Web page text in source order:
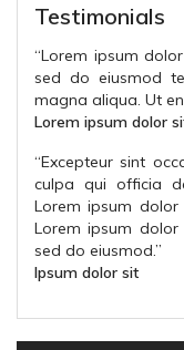
Testimonials
“Lorem ipsum
sed do eiusmod
magna aliqua. Ut
Lorem ipsum dolor
“Excepteur sint
culpa qui officia
Lorem ipsum
Lorem ipsum
sed do eiusmod.”
Ipsum dolor sit